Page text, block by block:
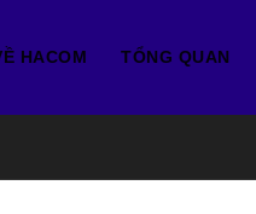
HACOM TỔNG QUAN